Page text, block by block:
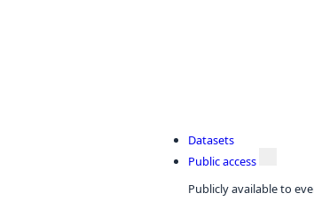
Datasets
Public access
Publicly available to